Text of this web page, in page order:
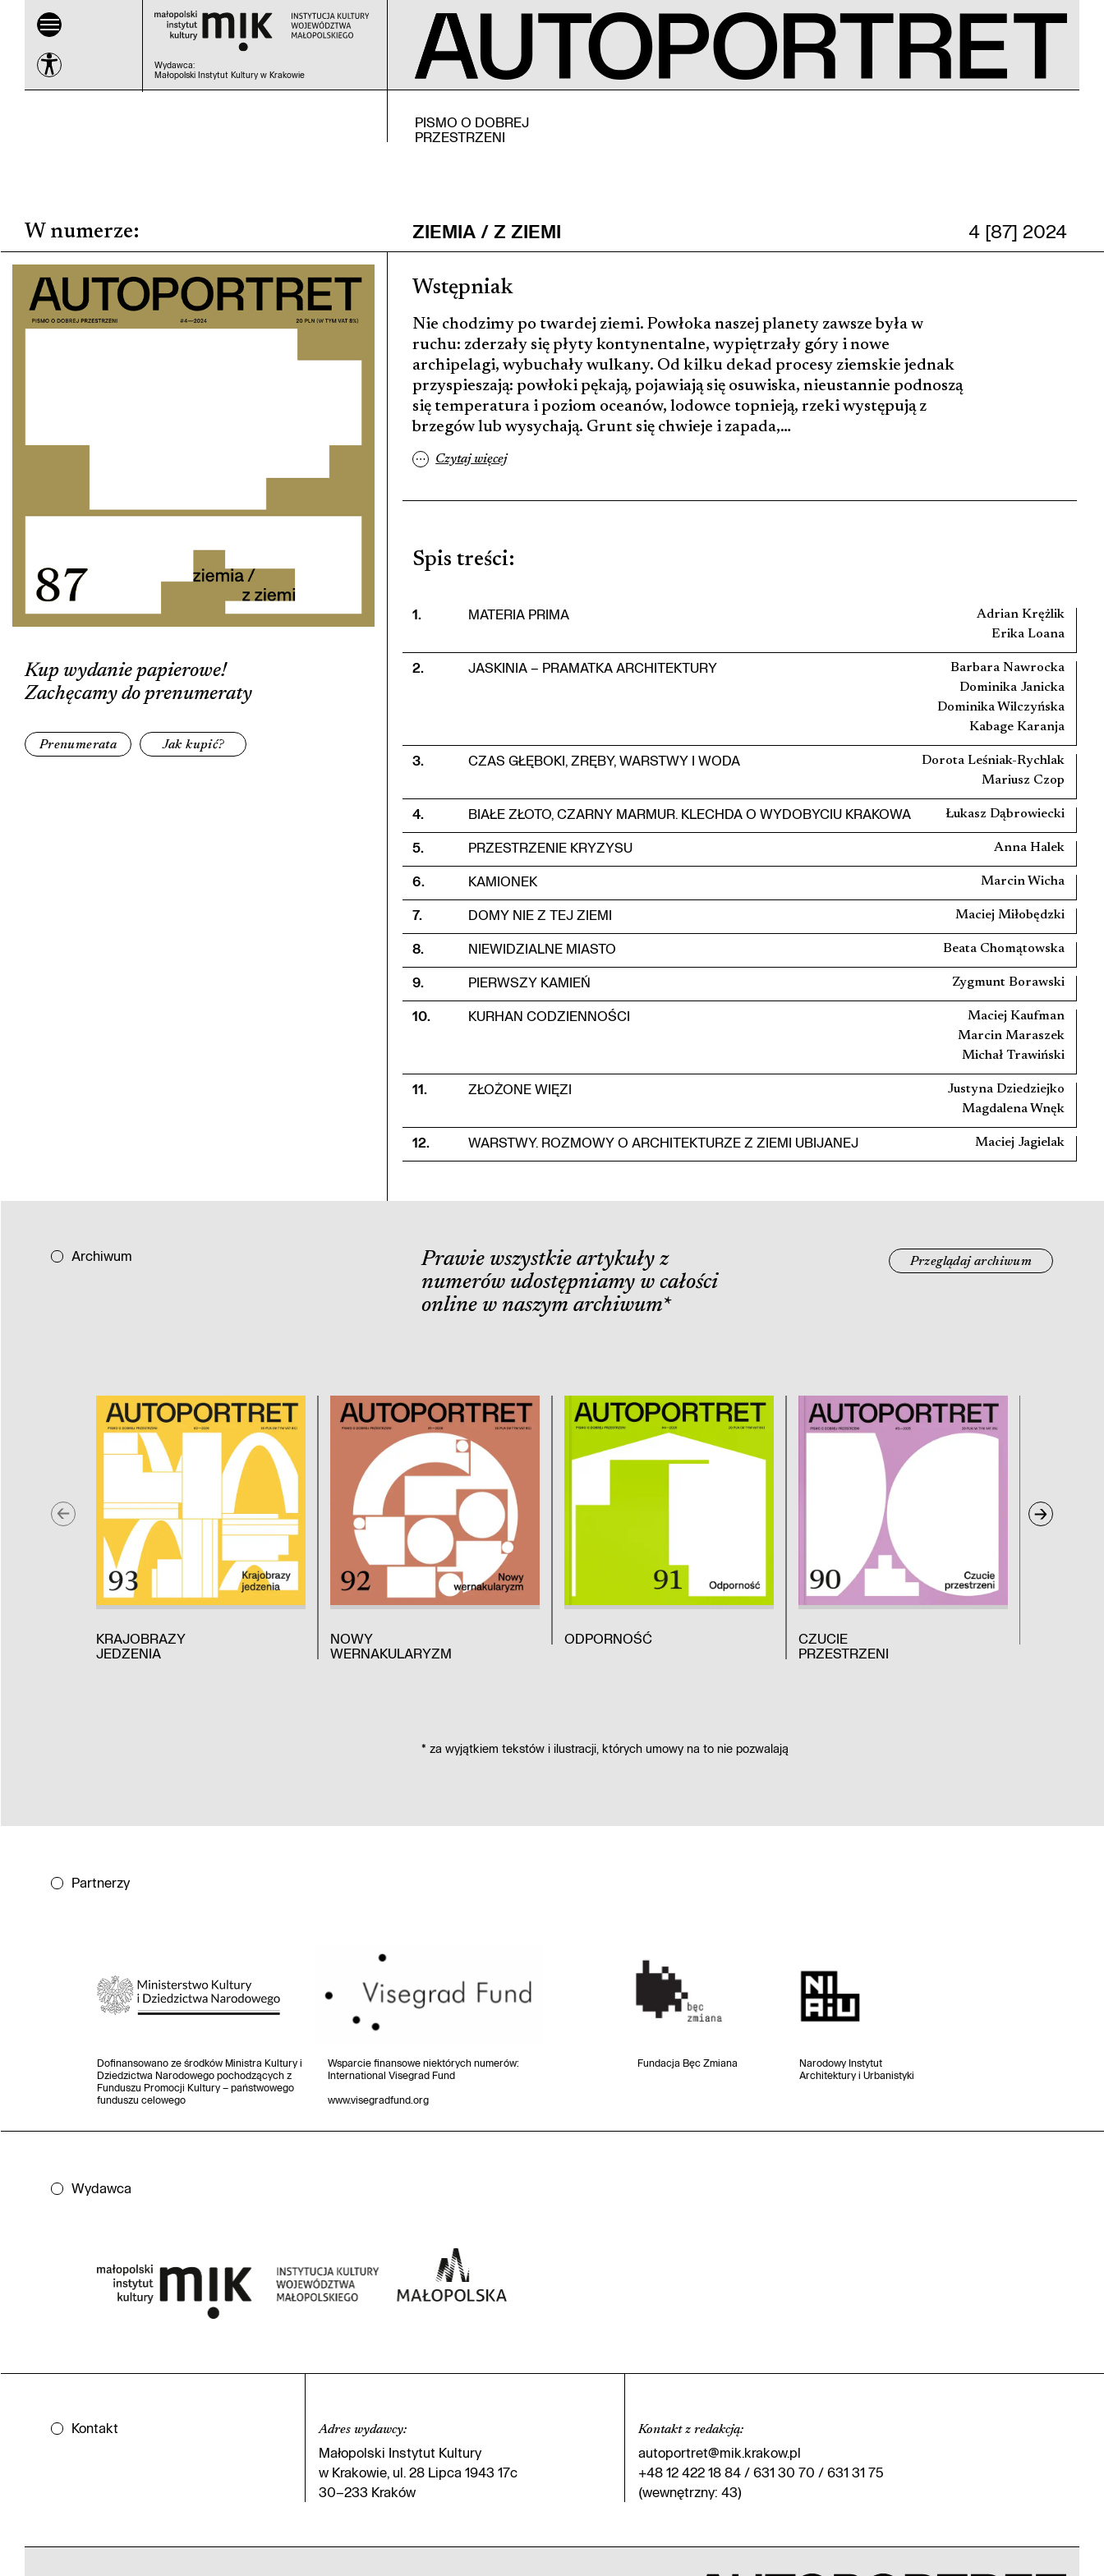
PISMO O DOBREJ
PRZESTRZENI
Wydawca:
Małopolski Instytut Kultury w Krakowie
W numerze:
Kup wydanie papierowe!
Zachęcamy do prenumeraty
Prenumerata Jak kupić?
ZIEMIA / Z ZIEMI 4 [87] 2024
Wstępniak
Nie chodzimy po twardej ziemi. Powłoka naszej planety zawsze była w
ruchu: zderzały się płyty kontynentalne, wypiętrzały góry i nowe
archipelagi, wybuchały wulkany. Od kilku dekad procesy ziemskie jednak
przyspieszają: powłoki pękają, pojawiają się osuwiska, nieustannie podnoszą
się temperatura i poziom oceanów, lodowce topnieją, rzeki występują z
brzegów lub wysychają. Grunt się chwieje i zapada,…
… Czytaj więcej
Spis treści:
1. MATERIA PRIMA
Adrian Krężlik
Erika Loana
2. JASKINIA – PRAMATKA ARCHITEKTURY
Barbara Nawrocka
Dominika Janicka
Dominika Wilczyńska
Kabage Karanja
3. CZAS GŁĘBOKI, ZRĘBY, WARSTWY I WODA
Dorota Leśniak-Rychlak
Mariusz Czop
4. BIAŁE ZŁOTO, CZARNY MARMUR. KLECHDA O WYDOBYCIU KRAKOWA Łukasz Dąbrowiecki
5. PRZESTRZENIE KRYZYSU Anna Halek
6. KAMIONEK Marcin Wicha
7. DOMY NIE Z TEJ ZIEMI Maciej Miłobędzki
8. NIEWIDZIALNE MIASTO Beata Chomątowska
9. PIERWSZY KAMIEŃ Zygmunt Borawski
10. KURHAN CODZIENNOŚCI
Maciej Kaufman
Marcin Maraszek
Michał Trawiński
11. ZŁOŻONE WIĘZI
Justyna Dziedziejko
Magdalena Wnęk
12. WARSTWY. ROZMOWY O ARCHITEKTURZE Z ZIEMI UBIJANEJ Maciej Jagielak
Archiwum
Prawie wszystkie artykuły z
numerów udostępniamy w całości
online w naszym archiwum*
Przeglądaj archiwum
KRAJOBRAZY
JEDZENIA
NOWY
WERNAKULARYZM
ODPORNOŚĆ
CZUCIE
PRZESTRZENI
*za wyjątkiem tekstów i ilustracji, których umowy na to nie pozwalają
Partnerzy
Dofinansowano ze środków Ministra Kultury i
Dziedzictwa Narodowego pochodzących z
Funduszu Promocji Kultury – państwowego
funduszu celowego
Wsparcie finansowe niektórych numerów:
International Visegrad Fund
www.visegradfund.org
Fundacja Bęc Zmiana
Narodowy Instytut
Architektury i Urbanistyki
Wydawca
Kontakt Adres wydawcy:
Małopolski Instytut Kultury
w Krakowie, ul. 28 Lipca 1943 17c
30–233 Kraków
Kontakt z redakcją:
autoportret@mik.krakow.pl
+48 12 422 18 84 / 631 30 70 / 631 31 75
(wewnętrzny: 43)